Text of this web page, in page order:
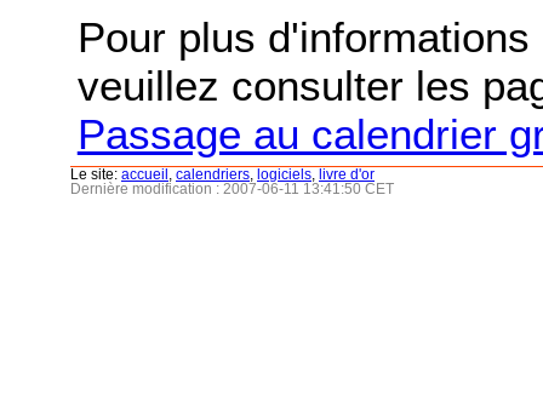
Pour plus
veuillez consulter les
Passage au calendrier
Le site: accueil calendriers logiciels
livre d'or
Dernière modification : 2007-06-11 13:41:50 CET